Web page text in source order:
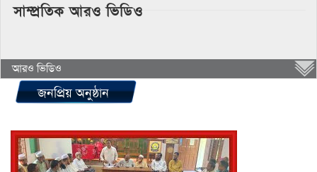
সাম্প্রতিক আরও ভিডিও
আরও ভিডিও
জনপ্রিয় অনুষ্ঠান